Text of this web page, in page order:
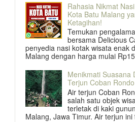
Rahasia Nikmat
Kota Batu Malang
Ketagihan!
Temukan
bersama Delicious
penyedia nasi kotak wisata enak
Malang dengan harga mulai
Menikmati Suasana
Terjun Coban
Air terjun Coban
salah satu objek
terletak di kaki
Malang, Jawa Timur. Air terjun ini